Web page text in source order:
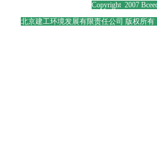
Copyright 2007
北京建工环境发展有限责任公司 版